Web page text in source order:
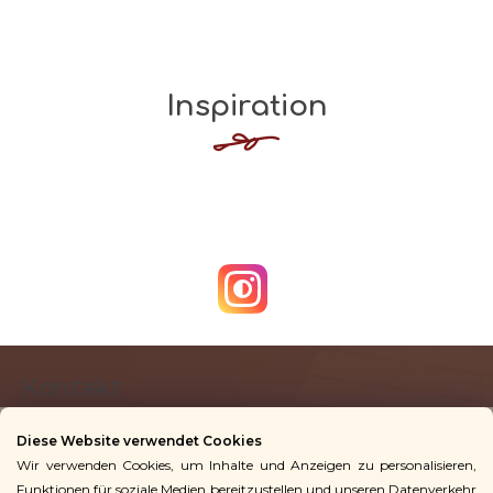
Diese Website verwendet Cookies
Wir verwenden Cookies, um Inhalte und Anzeigen zu personalisieren,
Funktionen für soziale Medien bereitzustellen und unseren Datenverkehr
Inspiration
ß
Kontakt
info@vingoshop.de